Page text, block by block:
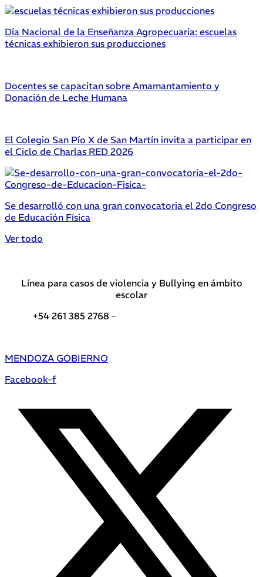
Día Nacional de la Enseñanza Agropecuaria: escuelas
técnicas exhibieron sus producciones
Docentes se capacitan sobre Amamantamiento y
Donación de Leche Humana
El Colegio San Pío X de San Martín invita a participar en
el Ciclo de Charlas RED 2026
Se desarrolló con una gran convocatoria el 2do Congreso
de Educación Física
Ver todo
Línea para casos de violencia y Bullying en ámbito
escolar
+54 261 385 2768 –
MENDOZA GOBIERNO
Facebook-f